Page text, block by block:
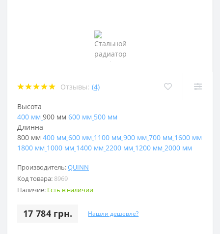
Отзывы: (4)
Производитель:QUINN
Код товара: 8969
Наличие: Есть в наличии
17 784 грн. Нашли дешевле?
Высота
400 мм 900 мм 600 мм 500 мм
Длинна
800 мм 400 мм 600 мм 1100 мм 900 мм 700 мм 1600 мм
1800 мм 1000 мм 1400 мм 2200 мм 1200 мм 2000 мм